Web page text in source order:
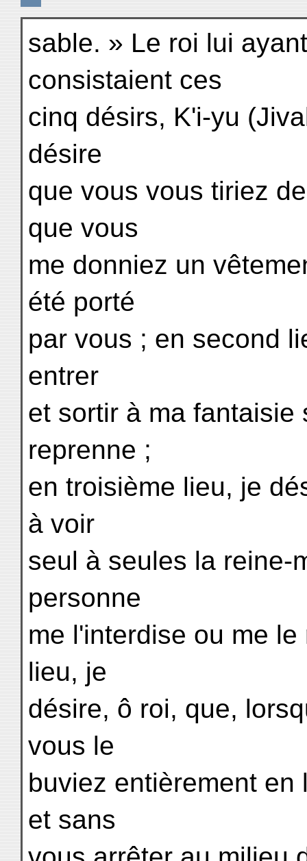
sable. » Le roi lui
consistaient ces
cinq désirs, K'i-yu
désire
que vous vous tiriez
que vous
me donniez un
été porté
par vous ; en second
entrer
et sortir à ma fantaisie
reprenne ;
en troisième lieu, je
à voir
seul à seules la reine-
personne
me l'interdise ou me
lieu, je
désire, ô roi, que,
vous le
buviez entièrement
et sans